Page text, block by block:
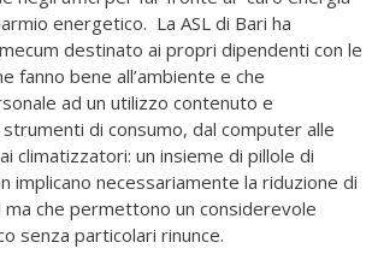
energetico. La ASL di Bari ha
destinato ai propri dipendenti con le
fanno bene all’ambiente e che
ad un utilizzo contenuto e
di consumo, dal computer alle
climatizzatori: un insieme di pillole di
implicano necessariamente la riduzione di
che permettono un considerevole
senza particolari rinunce.